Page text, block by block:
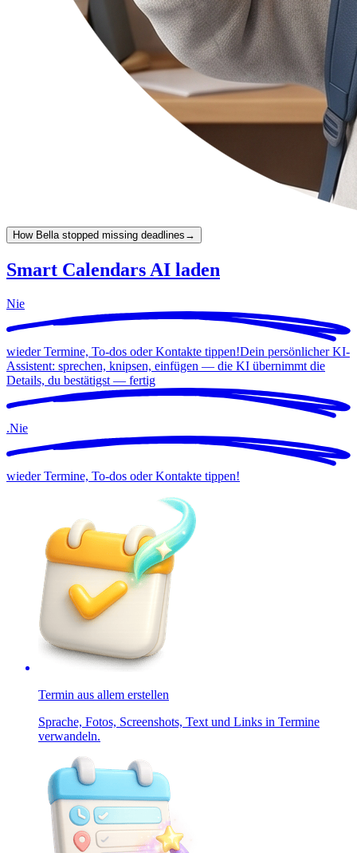
How Bella stopped missing deadlines →
Smart Calendars AI laden
Nie
wieder Termine, To-dos oder Kontakte tippen!Dein persönlicher KI-
Assistent: sprechen, knipsen, einfügen — die KI übernimmt die
Details, du bestätigst — fertig
.Nie
wieder Termine, To-dos oder Kontakte tippen!
Termin aus allem erstellen
Sprache, Fotos, Screenshots, Text und Links in Termine
verwandeln.